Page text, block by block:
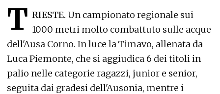
T RIESTE. Un campionato regionale sui
1000 metri molto combattuto sulle acque
dell'Ausa Corno. In luce la Timavo, allenata da
Luca Piemonte, che si aggiudica 6 dei titoli in
palio nelle categorie ragazzi, junior e senior,
seguita dai gradesi dell'Ausonia, mentre i